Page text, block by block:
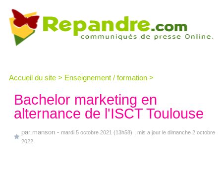
Accueil du site > Enseignement / formation >
Bachelor marketing en
alternance de l'ISCT Toulouse
par manson - mardi 5 octobre 2021 (13h58)
, mis a jour le dimanche 2 octobre
2022